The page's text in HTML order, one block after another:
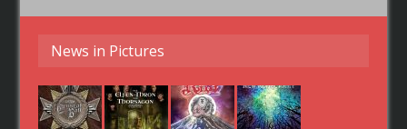
News in Pictures